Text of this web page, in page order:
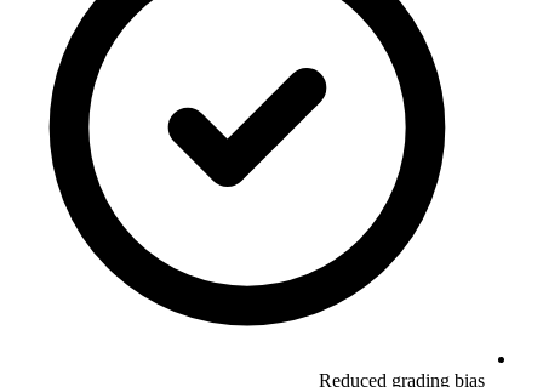
Reduced grading bias